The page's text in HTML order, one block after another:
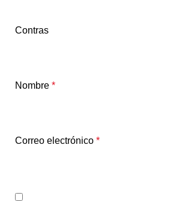
Contras
Nombre *
Correo electrónico *